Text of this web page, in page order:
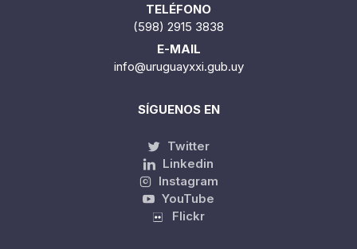
TELÉFONO
(598) 2915 3838
E-MAIL
info@uruguayxxi.gub.uy
SÍGUENOS EN
Twitter
Linkedin
Instagram
YouTube
Flickr